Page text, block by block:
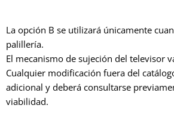
La opción B se utilizará únicamente
palillería.
El mecanismo de sujeción del televisor
Cualquier modificación fuera del
adicional y deberá consultarse
viabilidad.